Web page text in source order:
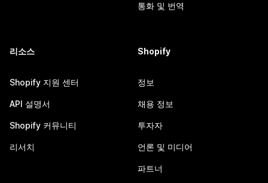
통화 및 번역
리소스
Shopify 지원 센터
API 설명서
Shopify 커뮤니티
리서치
Shopify
정보
채용 정보
투자자
언론 및 미디어
파트너